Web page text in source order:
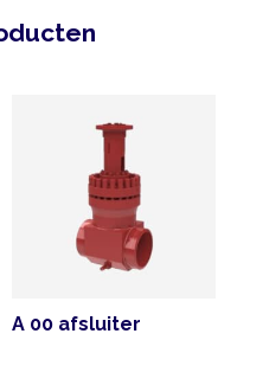
A 00 afsluiter